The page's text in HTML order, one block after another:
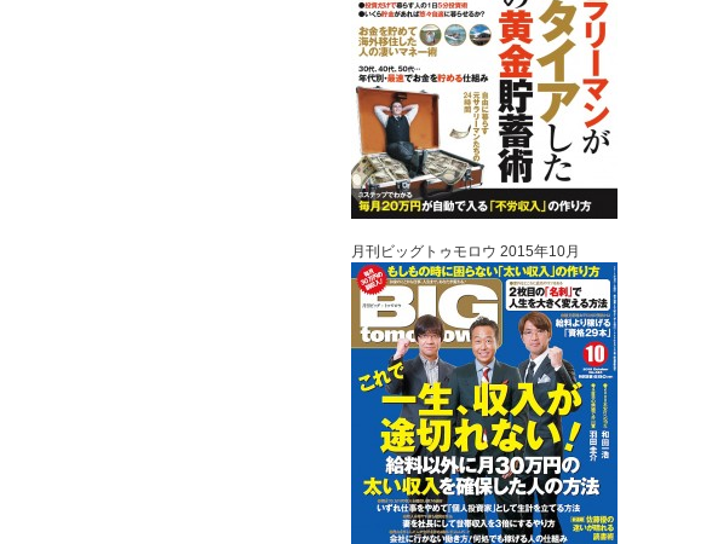
月刊ビッグトゥモロウ 2015年10月